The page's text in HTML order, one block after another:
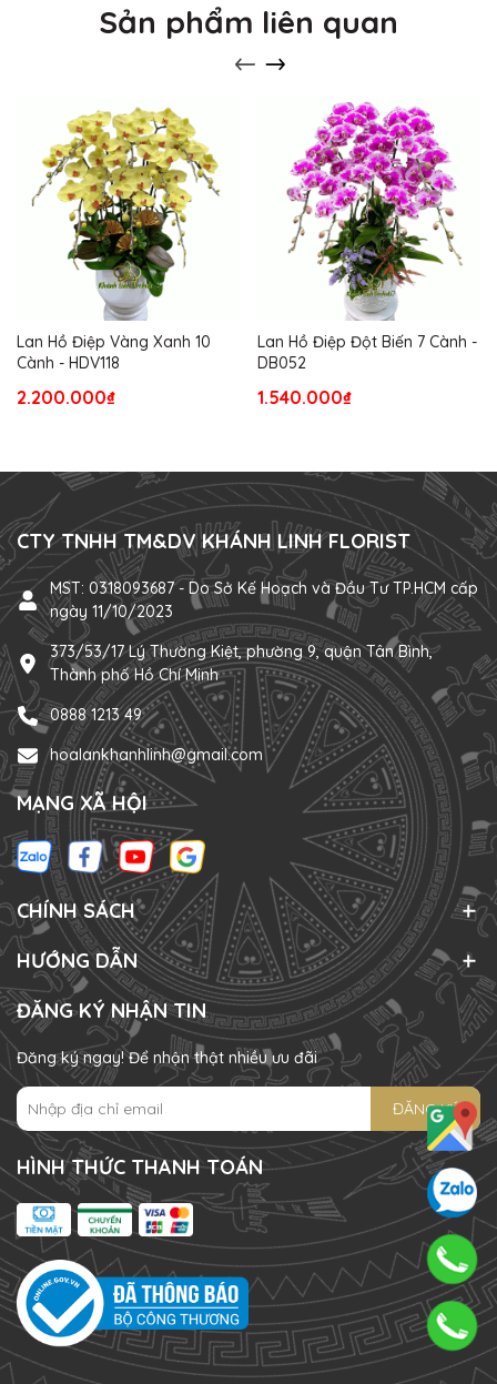
Sản phẩm liên quan
Lan Hồ Điệp Vàng Xanh 10
Cành - HDV118
2.200.000₫
Lan Hồ Điệp Đột Biến 7 Cành -
DB052
1.540.000₫
CTY TNHH TM&DV KHÁNH LINH FLORIST
MST: 0318093687 - Do Sở Kế Hoạch và Đầu Tư TP.HCM cấp
ngày 11/10/2023
373/53/17 Lý Thường Kiệt, phường 9, quận Tân Bình,
Thành phố Hồ Chí Minh
0888 1213 49
hoalankhanhlinh@gmail.com
MẠNG XÃ HỘI
CHÍNH SÁCH
HƯỚNG DẪN
ĐĂNG KÝ NHẬN TIN
Đăng ký ngay! Để nhận thật nhiều ưu đãi
ĐĂNG KÝ
HÌNH THỨC THANH TOÁN